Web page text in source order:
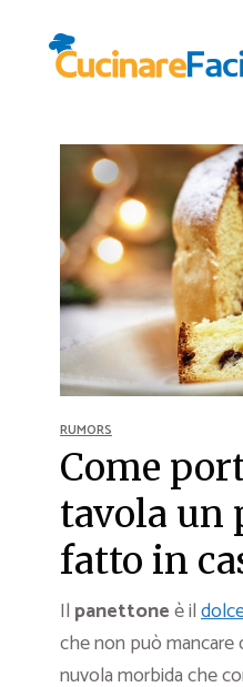
RUMORS
Come
tavola un
fatto in
Il panettoneè il
che non può mancare
nuvola morbida che